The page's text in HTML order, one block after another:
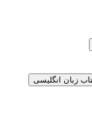
زبان انگلیسی